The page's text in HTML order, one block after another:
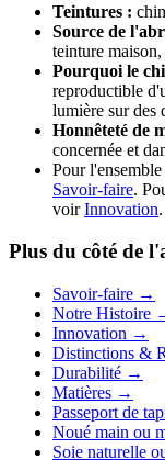
Teintures :
Source de
teinture
Pourquoi le
reproductible
lumière sur des
Honnêteté de
concernée et
Pour
Savoir-faire.
voirInnovation.
Plus du côté de
Savoir-faire →
Notre Histoire
Innovation →
Distinctions &
Durabilité →
Matières →
Passeport de
Noué main ou
Soie naturelle